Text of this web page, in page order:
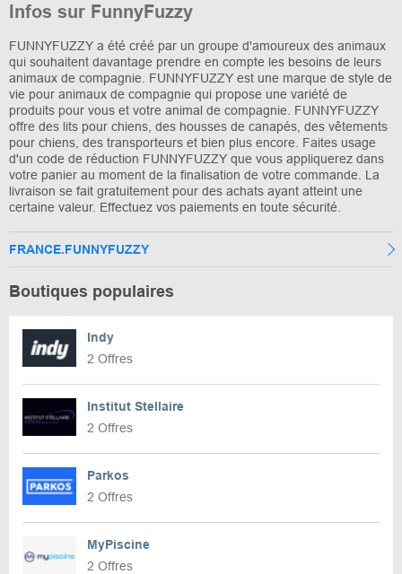
Infos sur FunnyFuzzy
FUNNYFUZZY a été créé par un groupe d'amoureux des animaux
qui souhaitent davantage prendre en compte les besoins de leurs
animaux de compagnie. FUNNYFUZZY est une marque de style de
vie pour animaux de compagnie qui propose une variété de
produits pour vous et votre animal de compagnie. FUNNYFUZZY
offre des lits pour chiens, des housses de canapés, des vêtements
pour chiens, des transporteurs et bien plus encore. Faites usage
d'un code de réduction FUNNYFUZZY que vous appliquerez dans
votre panier au moment de la finalisation de votre commande. La
livraison se fait gratuitement pour des achats ayant atteint une
certaine valeur. Effectuez vos paiements en toute sécurité.
FRANCE.FUNNYFUZZY
Boutiques populaires
Indy
2 Offres
Institut Stellaire
2 Offres
Parkos
2 Offres
MyPiscine
2 Offres